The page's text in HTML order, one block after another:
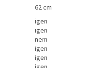
62 cm
igen
igen
nem
igen
igen